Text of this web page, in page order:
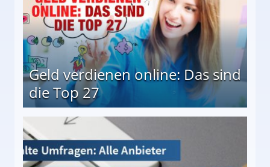
Geld verdienen online: Das sind
die Top 27